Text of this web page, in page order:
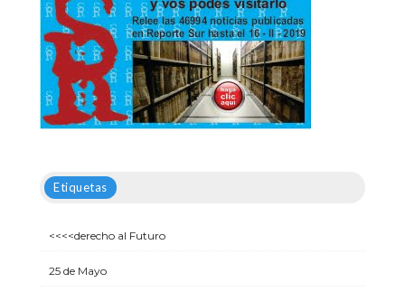
Etiquetas
<<<<derecho al Futuro
25 de Mayo